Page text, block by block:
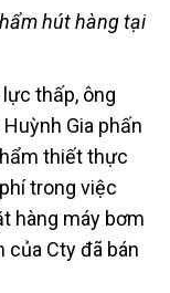
hút hàng tại
thấp, ông
Gia phấn
thiết thực
trong việc
hàng máy bơm
của Cty đã bán